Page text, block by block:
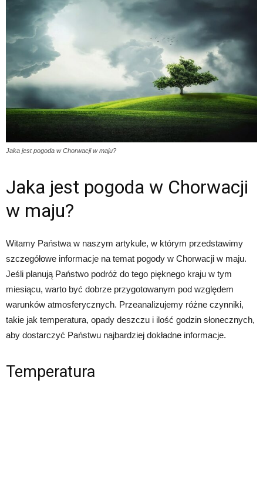
Jaka jest pogoda w Chorwacji w maju?
Jaka jest pogoda w Chorwacji
w maju?
Witamy Państwa w naszym artykule, w którym przedstawimy
szczegółowe informacje na temat pogody w Chorwacji w maju.
Jeśli planują Państwo podróż do tego pięknego kraju w tym
miesiącu, warto być dobrze przygotowanym pod względem
warunków atmosferycznych. Przeanalizujemy różne czynniki,
takie jak temperatura, opady deszczu i ilość godzin słonecznych,
aby dostarczyć Państwu najbardziej dokładne informacje.
Temperatura